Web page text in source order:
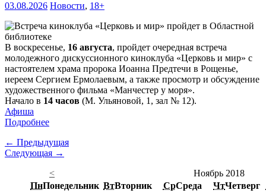
03.08.2026 Новости, 18+
В воскресенье, 16 августа, пройдет очередная встреча
молодежного дискуссионного киноклуба «Церковь и мир» с
настоятелем храма пророка Иоанна Предтечи в Рощенье,
иереем Сергием Ермолаевым, а также просмотр и обсуждение
художественного фильма «Манчестер у моря».
Начало в 14 часов (М. Ульяновой, 1, зал № 12).
Афиша
Подробнее
← Предыдущая
Следующая →
<
Ноябрь 2018
ПнПонедельник ВтВторник СрСреда ЧтЧетверг